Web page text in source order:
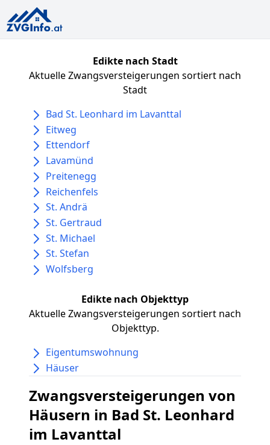
Edikte nach Stadt
Aktuelle Zwangsversteigerungen sortiert nach
Stadt
Bad St. Leonhard im Lavanttal
Eitweg
Ettendorf
Lavamünd
Preitenegg
Reichenfels
St. Andrä
St. Gertraud
St. Michael
St. Stefan
Wolfsberg
Edikte nach Objekttyp
Aktuelle Zwangsversteigerungen sortiert nach
Objekttyp.
Eigentumswohnung
Häuser
Zwangsversteigerungen von
Häusern in Bad St. Leonhard
im Lavanttal